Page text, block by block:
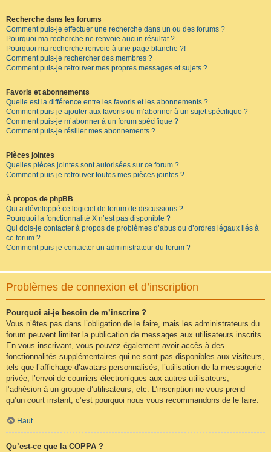
Recherche dans les forums
Comment puis-je effectuer une recherche dans un ou des forums ?
Pourquoi ma recherche ne renvoie aucun résultat ?
Pourquoi ma recherche renvoie à une page blanche ?!
Comment puis-je rechercher des membres ?
Comment puis-je retrouver mes propres messages et sujets ?
Favoris et abonnements
Quelle est la différence entre les favoris et les abonnements ?
Comment puis-je ajouter aux favoris ou m’abonner à un sujet spécifique ?
Comment puis-je m’abonner à un forum spécifique ?
Comment puis-je résilier mes abonnements ?
Pièces jointes
Quelles pièces jointes sont autorisées sur ce forum ?
Comment puis-je retrouver toutes mes pièces jointes ?
À propos de phpBB
Qui a développé ce logiciel de forum de discussions ?
Pourquoi la fonctionnalité X n’est pas disponible ?
Qui dois-je contacter à propos de problèmes d’abus ou d’ordres légaux liés à
ce forum ?
Comment puis-je contacter un administrateur du forum ?
Problèmes de connexion et d’inscription
Pourquoi ai-je besoin de m’inscrire ?
Vous n’êtes pas dans l’obligation de le faire, mais les administrateurs du
forum peuvent limiter la publication de messages aux utilisateurs inscrits.
En vous inscrivant, vous pouvez également avoir accès à des
fonctionnalités supplémentaires qui ne sont pas disponibles aux visiteurs,
tels que l’affichage d’avatars personnalisés, l’utilisation de la messagerie
privée, l’envoi de courriers électroniques aux autres utilisateurs,
l’adhésion à un groupe d’utilisateurs, etc. L’inscription ne vous prend
qu’un court instant, c’est pourquoi nous vous recommandons de le faire.
Haut
Qu’est-ce que la COPPA ?